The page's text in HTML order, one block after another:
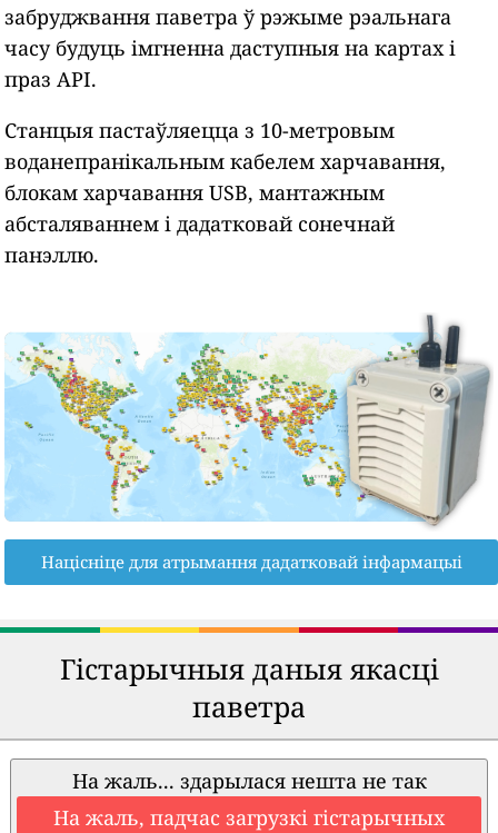
забруджвання паветра ў рэжыме рэальнага
часу будуць імгненна даступныя на картах і
праз API.
Станцыя пастаўляецца з 10-метровым
воданепранікальным кабелем харчавання,
блокам харчавання USB, мантажным
абсталяваннем і дадатковай сонечнай
панэллю.
Націсніце для атрымання дадатковай інфармацыі
Гістарычныя даныя якасці
паветра
На жаль... здарылася нешта не так
На жаль, падчас загрузкі гістарычных